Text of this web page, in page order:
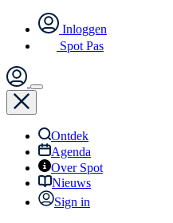
Inloggen
Spot Pas
Ontdek
Agenda
Over Spot
Nieuws
Sign in